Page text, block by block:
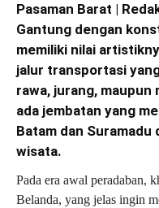
Pasaman Barat |
Gantung dengan
memiliki nilai
jalur transportasi
rawa, jurang, maupun
ada jembatan yang
Batam dan
wisata.
Pada era awal peradaban,
Belanda, yang jelas ingin